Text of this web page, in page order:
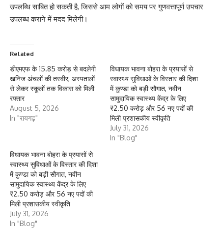
उपलब्धि साबित हो सकती है, जिससे आम लोगों को समय पर गुणवत्तापूर्ण उपचार
उपलब्ध कराने में मदद मिलेगी।
Related
डीएमएफ के 15.85 करोड़ से बदलेगी
खनिज अंचलों की तस्वीर, अस्पतालों
से लेकर स्कूलों तक विकास को मिली
रफ्तार
August 5, 2026
In "रायगढ़"
विधायक भावना बोहरा के प्रयासों से
स्वास्थ्य सुविधाओं के विस्तार की दिशा
में कुण्डा को बड़ी सौगात, नवीन
सामुदायिक स्वास्थ्य केंद्र के लिए
₹2.50 करोड़ और 56 नए पदों की
मिली प्रशासकीय स्वीकृति
July 31, 2026
In "Blog"
विधायक भावना बोहरा के प्रयासों से
स्वास्थ्य सुविधाओं के विस्तार की दिशा
में कुण्डा को बड़ी सौगात, नवीन
सामुदायिक स्वास्थ्य केंद्र के लिए
₹2.50 करोड़ और 56 नए पदों की
मिली प्रशासकीय स्वीकृति
July 31, 2026
In "Blog"